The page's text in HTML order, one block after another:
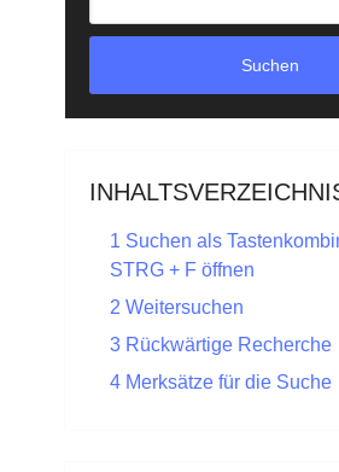
Suchen
1 Suchen als
STRG + F öffnen
2 Weitersuchen
3Rückwärtige Recherche
4Merksätze für die Suche